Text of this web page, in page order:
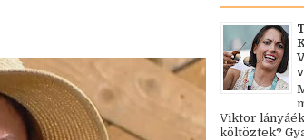
Viktor
költöztek?